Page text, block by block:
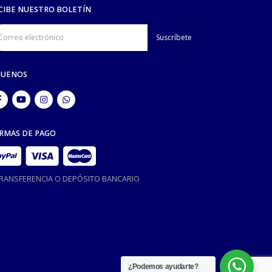
NUESTRO BOLETÍN
DE PAGO
O DEPÓSITO BANCARIO
¿Podemos ayudarte?